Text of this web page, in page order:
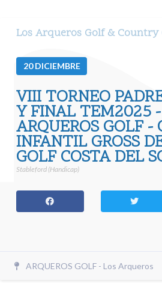
Los Arqueros Golf & Country
20DICIEMBRE
VIII TORNEO
Y FINAL TEM2025
ARQUEROS GOLF -
INFANTIL GROSS
GOLF COSTA DEL
Stableford (Handicap)
ARQUEROS GOLF - Los Arqueros